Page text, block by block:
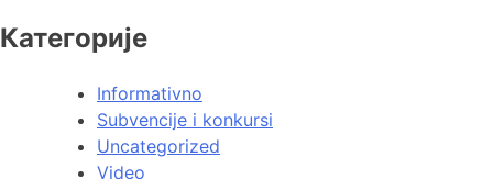
Категорије
Informativno
Subvencije i konkursi
Uncategorized
Video